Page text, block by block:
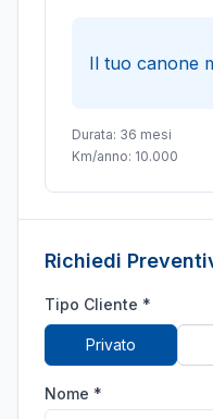
Il tuo canone
Durata: 36 mesi
Km/anno: 10.000
Richiedi
Tipo Cliente *
Privato
Nome *